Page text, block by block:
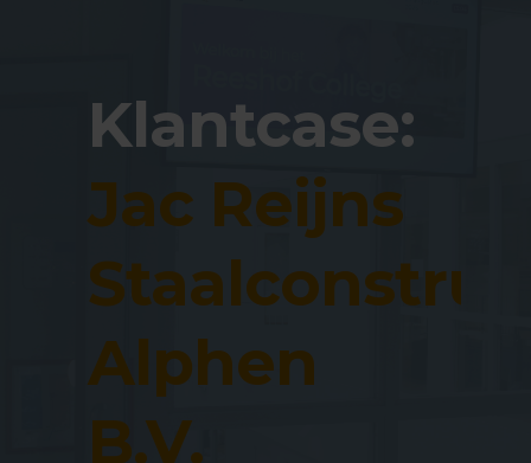
Klantcase:
Jac Reijns
Alphen
B.V.